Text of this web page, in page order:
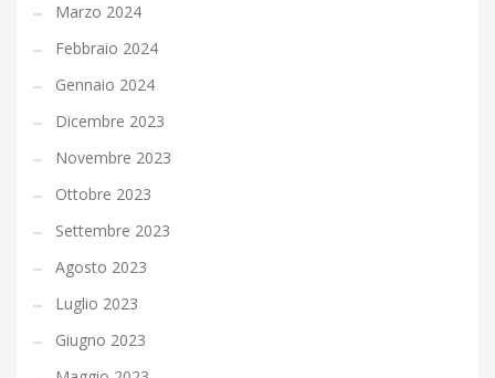
Marzo 2024
Febbraio 2024
Gennaio 2024
Dicembre 2023
Novembre 2023
Ottobre 2023
Settembre 2023
Agosto 2023
Luglio 2023
Giugno 2023